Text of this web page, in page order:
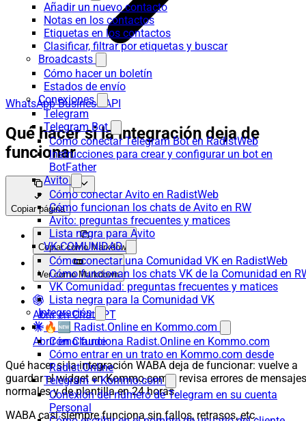
Añadir un nuevo contacto
Notas en los contactos
Etiquetas en los contactos
Clasificar, filtrar por etiquetas y buscar
Broadcasts
Cómo hacer un boletín
Estados de envío
Conexiones
Telegram
Telegram Bot
Cómo conectar Telegram Bot en RadistWeb
Instrucciones para crear y configurar un bot en
BotFather
Avito
Cómo conectar Avito en RadistWeb
Cómo funcionan los chats de Avito en RW
Avito: preguntas frecuentes y matices
Lista negra para Avito
VK COMUNIDAD
Cómo conectar una Comunidad VK en RadistWeb
Cómo funcionan los chats VK de la Comunidad en
VK Comunidad: preguntas frecuentes y matices
Lista negra para la Comunidad VK
Integración
🔥🆕 Radist.Online en Kommo.com
Cómo funciona Radist.Online en Kommo.com
Cómo entrar en un trato en Kommo.com desde
Radist.Online
Telegram + Kommo.com
Conexión del número de Telegram en su cuenta
Personal
WhatsApp Business API
Qué hacer si la integración deja de
funcionar
Copiar página
Copiar como Markdown
Ver como Markdown
Abrir en ChatGPT
Abrir en Claude
Qué hacer si la integración WABA deja de funcionar: vuelve a
guardar el widget en Kommo.com y revisa errores de mensajes
normales y de plantilla en 24 horas.
WABA casi siempre funciona sin fallos, retrasos, etc.